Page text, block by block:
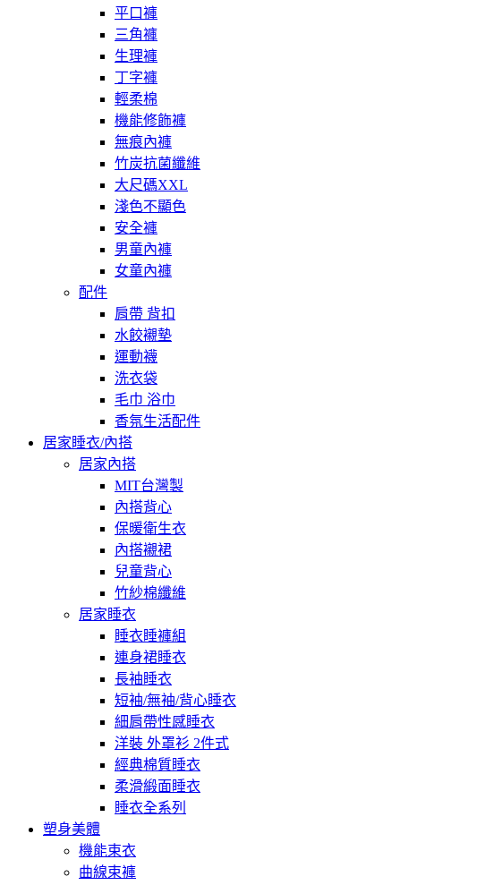
平口褲
三角褲
生理褲
丁字褲
輕柔棉
機能修飾褲
無痕內褲
竹炭抗菌纖維
大尺碼XXL
淺色不顯色
安全褲
男童內褲
女童內褲
配件
肩帶 背扣
水餃襯墊
運動襪
洗衣袋
毛巾 浴巾
香氛生活配件
居家睡衣/內搭
居家內搭
MIT台灣製
內搭背心
保暖衛生衣
內搭襯裙
兒童背心
竹紗棉纖維
居家睡衣
睡衣睡褲組
連身裙睡衣
長袖睡衣
短袖/無袖/背心睡衣
細肩帶性感睡衣
洋裝 外罩衫 2件式
經典棉質睡衣
柔滑緞面睡衣
睡衣全系列
塑身美體
機能束衣
曲線束褲